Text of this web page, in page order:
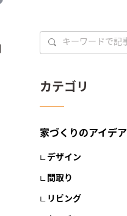
カテゴリ
家づくりのアイデア
デザイン
間取り
リビング